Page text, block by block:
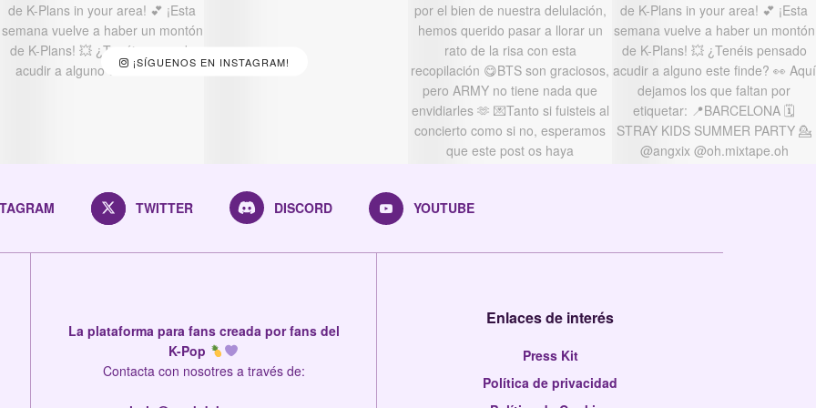
¡SÍGUENOS EN INSTAGRAM!
TWITTER DISCORD YOUTUBE
La plataforma para fans creada por fans del
K-Pop
Contacta con nosotres a través de:
Enlaces de interés
Press Kit
Política de privacidad